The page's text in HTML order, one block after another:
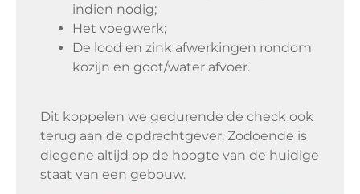
indien nodig;
Het voegwerk;
De lood en zink afwerkingen rondom
kozijn en goot/water afvoer.
Dit koppelen we gedurende de check ook
terug aan de opdrachtgever. Zodoende is
diegene altijd op de hoogte van de huidige
staat van een gebouw.